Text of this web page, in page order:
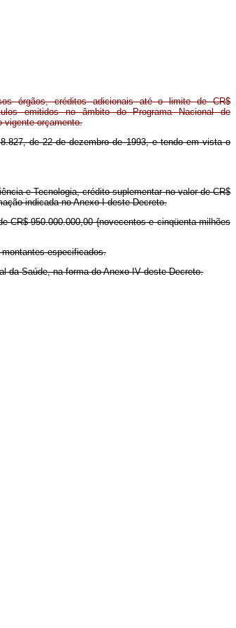
órgãos, créditos adicionais até o limite de CR$
emitidos no âmbito do Programa Nacional de
vigente orçamento.
de 22 de dezembro de 1993, e tendo em vista o
e Tecnologia, crédito suplementar no valor de CR$
indicada no Anexo I deste Decreto.
CR$ 950.000.000,00 {novecentos e cinqüenta milhões
especificados.
da Saúde, na forma do Anexo IV deste Decreto.